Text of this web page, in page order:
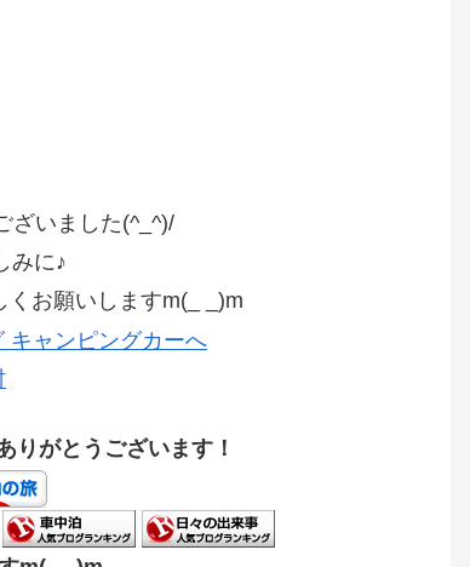
ざいました(^_^)/
みに♪
お願いしますm(_ _)m
りがとうございます！